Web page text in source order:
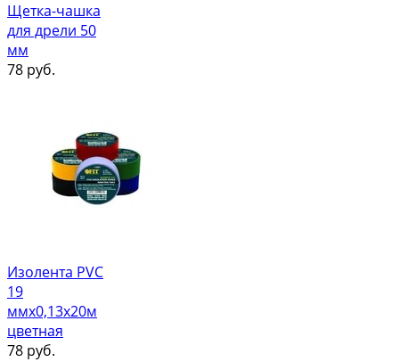
Щетка-чашка
для дрели 50
мм
78 руб.
Изолента PVC
19
ммх0,13х20м
цветная
78 руб.